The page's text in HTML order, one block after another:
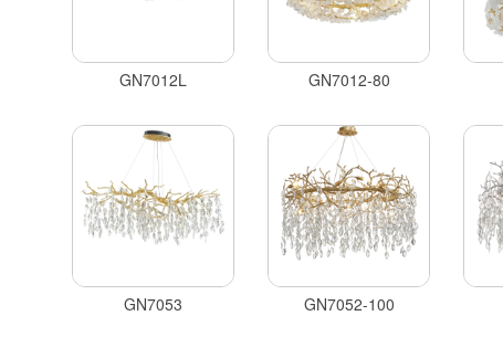
GN7012L GN7012-80
GN7053 GN7052-100